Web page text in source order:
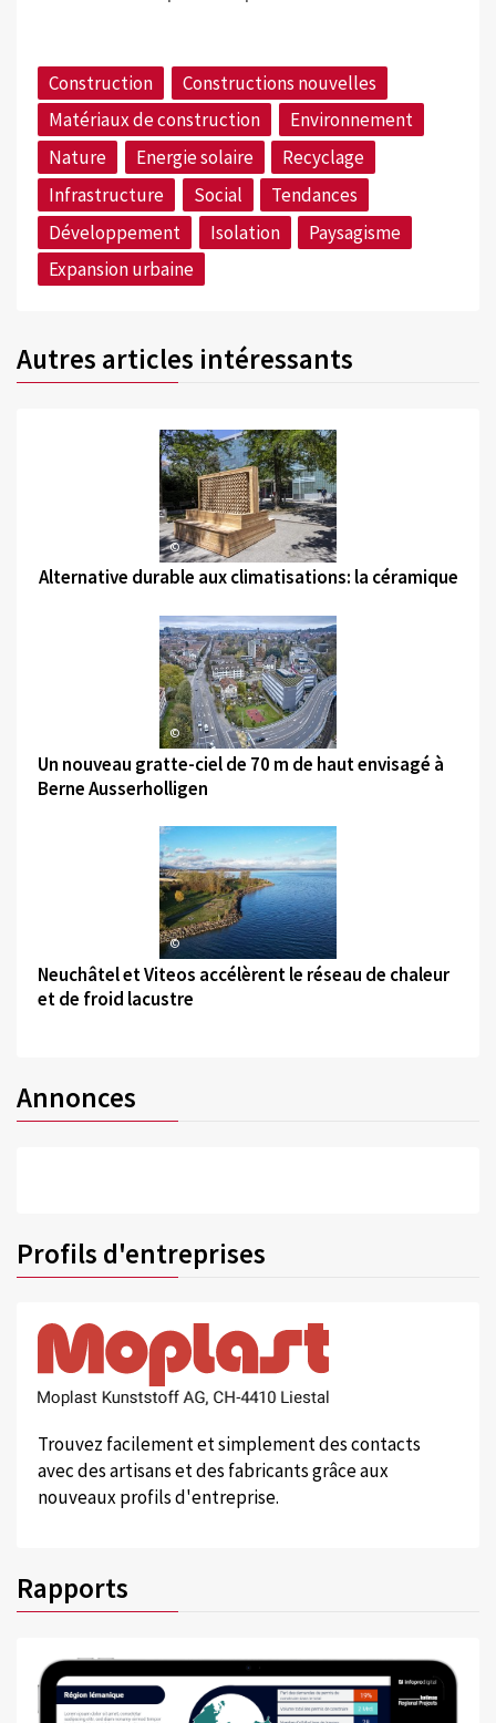
Construction
Constructions nouvelles
Matériaux de construction
Environnement
Nature
Energie solaire
Recyclage
Infrastructure
Social
Tendances
Développement
Isolation
Paysagisme
Expansion urbaine
Autres articles intéressants
©
Alternative durable aux climatisations: la céramique
©
Un nouveau gratte-ciel de 70 m de haut envisagé à
Berne Ausserholligen
©
Neuchâtel et Viteos accélèrent le réseau de chaleur
et de froid lacustre
Annonces
Profils d'entreprises
Trouvez facilement et simplement des contacts
avec des artisans et des fabricants grâce aux
nouveaux profils d'entreprise.
Rapports